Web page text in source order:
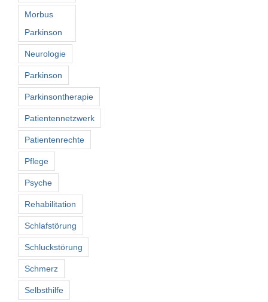
Morbus
Parkinson
Neurologie
Parkinson
Parkinsontherapie
Patientennetzwerk
Patientenrechte
Pflege
Psyche
Rehabilitation
Schlafstörung
Schluckstörung
Schmerz
Selbsthilfe